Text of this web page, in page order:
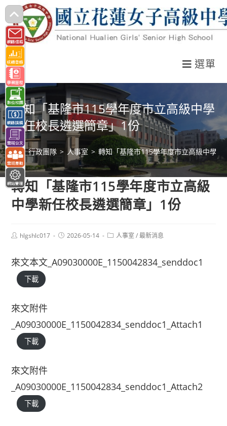
跳
轉
至
主
要
內
容
選單
轉知「基隆市115學年度市立高級中學
新任校長遴選簡章」1份
> 行政團隊 > 人事室 > 轉知「基隆市115學年度市立高級中學
轉知「基隆市115學年度市立高級
中學新任校長遴選簡章」1份
Posthlgshlc017
Post2026-05-14
Post人事室 / 最新消息
來文本文_A09030000E_1150042834_senddoc1
下載
來文附件
_A09030000E_1150042834_senddoc1_Attach1
下載
來文附件
_A09030000E_1150042834_senddoc1_Attach2
下載